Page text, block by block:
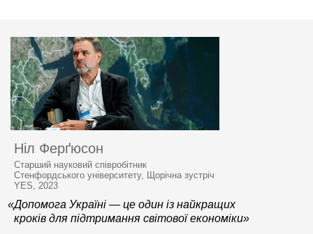
Ніл Ферґюсон
Старший науковий співробітник
Стенфордського університету, Щорічна зустріч
YES, 2023
«Допомога Україні — це один із найкращих
кроків для підтримання світової економіки»